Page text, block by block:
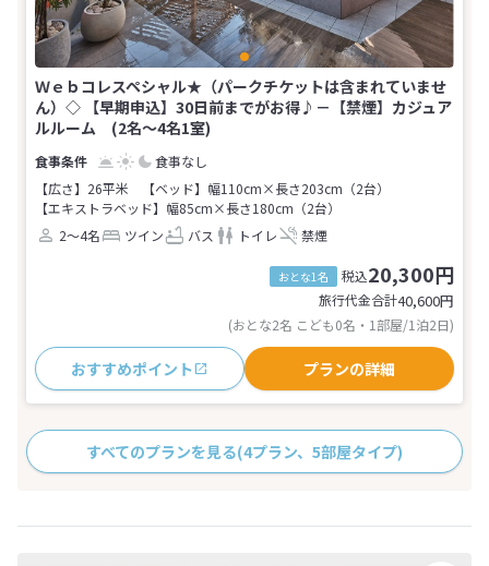
Ｗｅｂコレスペシャル★（パークチケットは含まれていませ
ん）◇ 【早期申込】30日前までがお得♪－【禁煙】カジュア
ルルーム (2名～4名1室)
食事なし
【広さ】26平米
【ベッド】幅110cm×長さ203cm（2台）
【エキストラベッド】幅85cm×長さ180cm（2台）
2～4名
ツイン バス トイレ 禁煙
おとな1名 税込20,300円
旅行代金合計40,600円
(おとな2名 こども0名・1部屋/1泊2日)
おすすめポイント プランの詳細
すべてのプランを見る(4プラン、5部屋タイプ)